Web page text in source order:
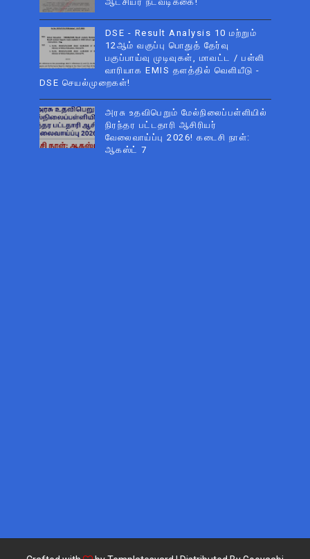
DSE - Result Analysis 10 மற்றும்
12ஆம் வகுப்பு பொதுத் தேர்வு
பகுப்பாய்வு முடிவுகள், மாவட்ட / பள்ளி
வாரியாக EMIS தளத்தில் வெளியீடு -
DSE செயல்முறைகள்!
அரசு உதவிபெறும் மேல்நிலைப்பள்ளியில்
நிரந்தர பட்டதாரி ஆசிரியர்
வேலைவாய்ப்பு 2026! கடைசி நாள்:
ஆகஸ்ட் 7